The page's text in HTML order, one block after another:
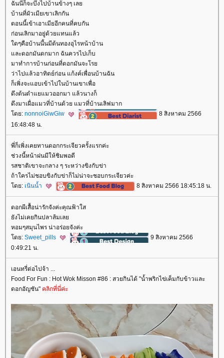
ฉันนี่ก็จะบึ่งไปบ้านข้างๆ เล
บ้านที่ผัวเมียเขาเลิกกัน
ตอนนี้เข้าเอาเมียอีกคนที่คบกัน
ก่อนเลิกมาอยู่ด้วยแทนแล้ว
ดๆคือบ้านนึ้นมีต้นทองอุไรหน้าบ้าน
ละดอกมันดกมาก ฉันควรไปเก็บ
มาทำการบ้านก่อนที่ดอกมันจะโร
ว่าไปแล้วอาทิตย์ก่อน แก้งค์เพื่อนบ้านฉัน
ก็เพิ่งจะแอบเข้าไปในบ้านเขาเพื่อ
ดึงต้นตำแยแมวออกมา แล้วนางก็
ดึงมาเผื่อแมวที่บ้านด้วย แมวที่บ้านเลิฟมาก
ดย: nonnoiGiwGiw
8 สิงหาคม 2566
16:48:48 น.
พี่ก็เพิ่งเคยทานดอกกระเจียวครั้งแรกค่ะ
ช่วงนี้หน้าฝนมีให้ชิมพอดี
รสชาติเขาจะกลาง ๆ ระหว่างขิงกับข่า
ถ้าใครไม่ชอบขิงกับข่าก็ไม่น่าจะชอบกระเจียวค่ะ
ดย: เนินน้ำ 8 สิงหาคม 2566 18:45:18 น.
ดอกผีเสื้อน่ารักจังค่ะคุณฟ้าใส
ังไม่เคยกินปลาส้มเล
หอมๆสมุนไพร น่าอร่อยจังค่ะ
ดย: Sweet_pills
9 สิงหาคม 2566
0:49:21 น.
เอนทรี่ต่อไปจ้า ...
Food For Fun : Hot Wok Misson #86 : สวยกินได้ "น้ำพริกไข่เค็มกับข้าวและ
ดอกอัญชัน" คลิกที่นี่ค่ะ